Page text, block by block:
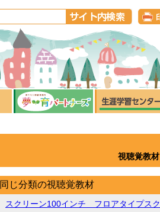
視聴覚教材
同じ分類の視聴覚教材
スクリーン100インチ フロアタイプスク